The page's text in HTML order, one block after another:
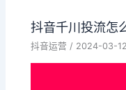
抖音千川投流怎
抖音运营 / 2024-03-12